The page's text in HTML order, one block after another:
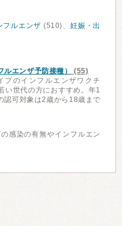
フルエンザ (510)、妊娠・出
エンザ予防接種）
(55)
プのインフルエンザワクチ
い世代の方におすすめ。年1
認可対象は2歳から18歳まで
感染の有無やインフルエン